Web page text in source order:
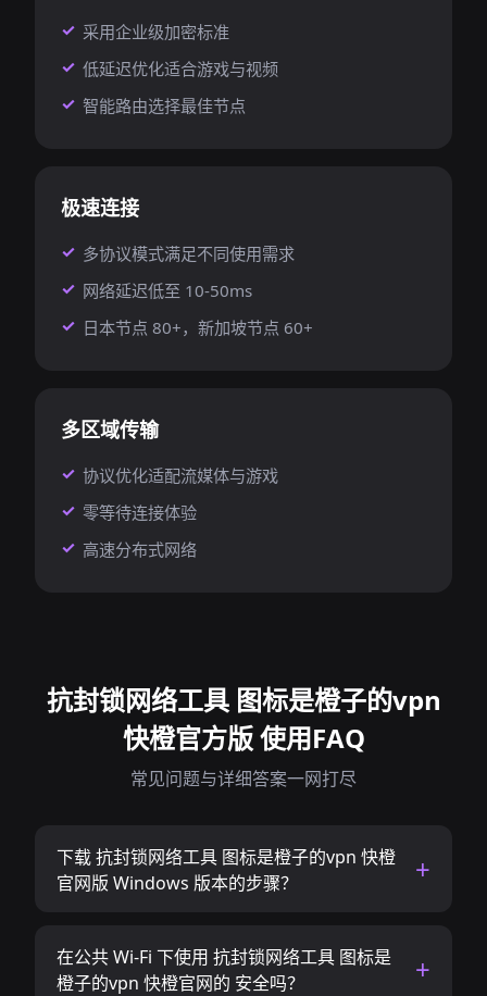
采用企业级加密标准
低延迟优化适合游戏与视频
智能路由选择最佳节点
极速连接
多协议模式满足不同使用需求
网络延迟低至 10-50ms
日本节点 80+，新加坡节点 60+
多区域传输
协议优化适配流媒体与游戏
零等待连接体验
高速分布式网络
抗封锁网络工具 图标是橙子的vpn
快橙官方版 使用FAQ
常见问题与详细答案一网打尽
下载 抗封锁网络工具 图标是橙子的vpn 快橙
官网版 Windows 版本的步骤？
在公共 Wi-Fi 下使用 抗封锁网络工具 图标是
橙子的vpn 快橙官网的 安全吗？